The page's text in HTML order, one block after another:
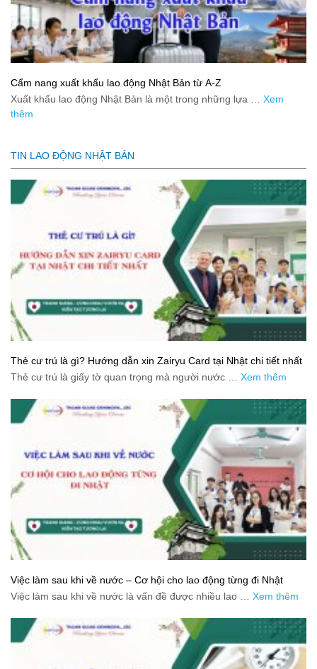
Cẩm nang xuất khẩu lao động Nhật Bản từ A-Z
Xuất khẩu lao động Nhật Bản là một trong những lựa … Xem
thêm
TIN LAO ĐỘNG NHẬT BẢN
Thẻ cư trú là gì? Hướng dẫn xin Zairyu Card tại Nhật chi tiết nhất
Thẻ cư trú là giấy tờ quan trọng mà người nước … Xem thêm
Việc làm sau khi về nước – Cơ hội cho lao động từng đi Nhật
Việc làm sau khi về nước là vấn đề được nhiều lao … Xem thêm